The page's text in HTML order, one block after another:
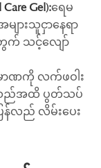
Gel):ရေမ
ျားသူငှာနေရာ
က် သင့်လျော်
ာဏကို လက်ဖဝါး
သည်အထိ ပွတ်သပ်
လည် လိမ်းပေး